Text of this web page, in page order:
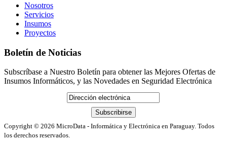
Nosotros
Servicios
Insumos
Proyectos
Boletín de Noticias
Subscríbase a Nuestro Boletín para obtener las Mejores Ofertas de
Insumos Informáticos, y las Novedades en Seguridad Electrónica
Copyright © 2026 MicroData - Informática y Electrónica en Paraguay. Todos
los derechos reservados.